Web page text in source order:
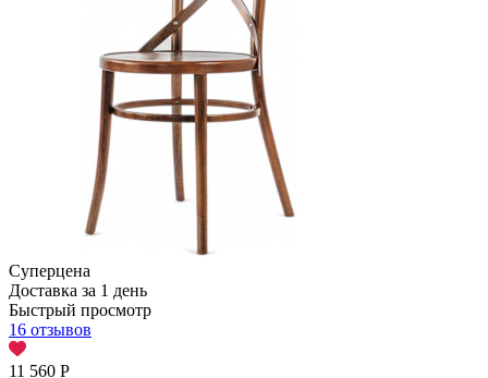
Суперцена
Доставка за 1 день
Быстрый просмотр
16 отзывов
11 560 Р